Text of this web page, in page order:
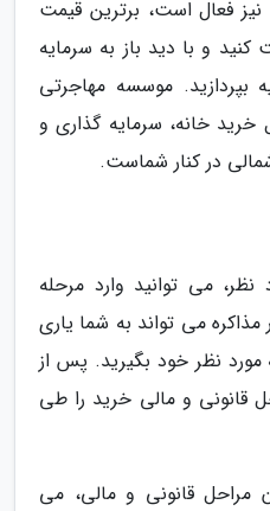
نیز فعال است، برترین قیمت
کنید و با دید باز به سرمایه
بپردازید. موسسه مهاجرتی
خانه، سرمایه گذاری و
در کنار شماست.
می توانید وارد مرحله
می تواند به شما یاری
مورد نظر خود بگیرید. پس از
قانونی و مالی خرید را طی
قانونی و مالی، می